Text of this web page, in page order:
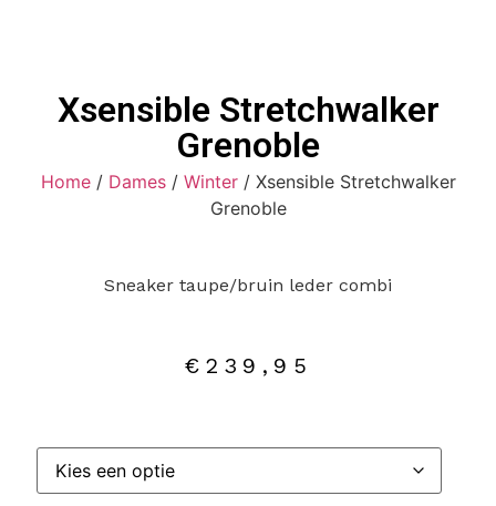
Xsensible Stretchwalker
Grenoble
Home/ Dames/ Winter/ Xsensible Stretchwalker
Grenoble
Sneaker taupe/bruin leder combi
€ 239,95